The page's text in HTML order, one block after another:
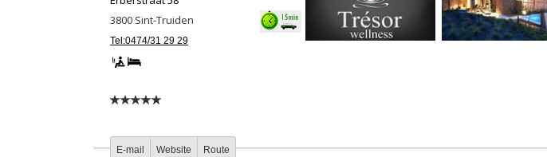
3800 Sint-Truiden
Tel:0474/31 29 29
E-mail Website Route